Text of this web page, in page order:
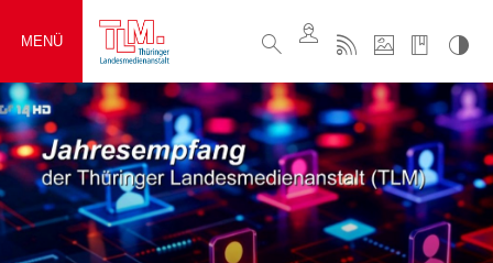
MENÜ